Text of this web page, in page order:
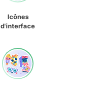
Icônes
d'interface